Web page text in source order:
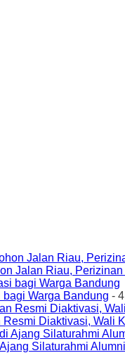
Jalan Riau,
Warga Bandung -
Diaktivasi, Wali
Silaturahmi